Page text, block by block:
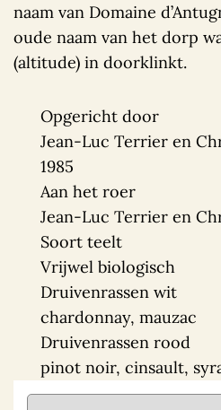
naam van Domaine
oude naam van het dorp
(altitude) in doorklinkt.
Opgericht door
Jean-Luc Terrier en
1985
Aan het roer
Jean-Luc Terrier en
Soort teelt
Vrijwel biologisch
Druivenrassen wit
chardonnay, mauzac
Druivenrassen rood
pinot noir, cinsault,